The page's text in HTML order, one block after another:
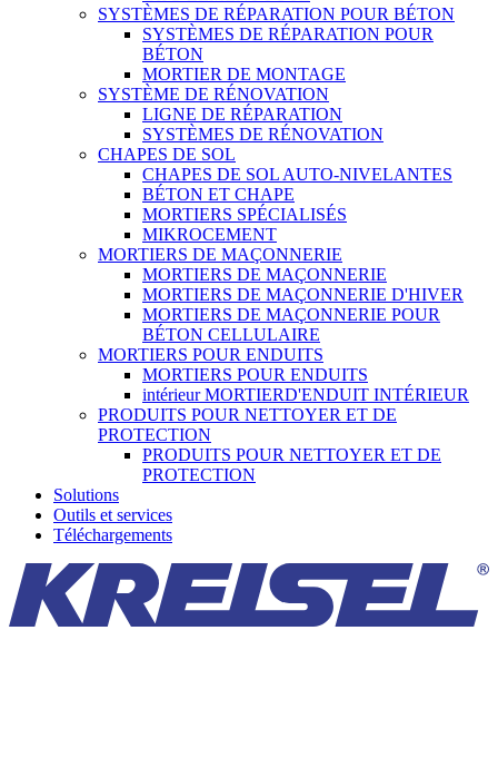
SYSTÈMES DE RÉPARATION POUR BÉTON
SYSTÈMES DE RÉPARATION POUR
BÉTON
MORTIER DE MONTAGE
SYSTÈME DE RÉNOVATION
LIGNE DE RÉPARATION
SYSTÈMES DE RÉNOVATION
CHAPES DE SOL
CHAPES DE SOL AUTO-NIVELANTES
BÉTON ET CHAPE
MORTIERS SPÉCIALISÉS
MIKROCEMENT
MORTIERS DE MAÇONNERIE
MORTIERS DE MAÇONNERIE
MORTIERS DE MAÇONNERIE D'HIVER
MORTIERS DE MAÇONNERIE POUR
BÉTON CELLULAIRE
MORTIERS POUR ENDUITS
MORTIERS POUR ENDUITS
intérieur MORTIERD'ENDUIT INTÉRIEUR
PRODUITS POUR NETTOYER ET DE
PROTECTION
PRODUITS POUR NETTOYER ET DE
PROTECTION
Solutions
Outils et services
Téléchargements